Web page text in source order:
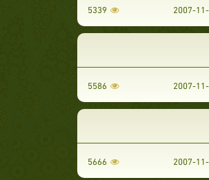
5339
5586
5666